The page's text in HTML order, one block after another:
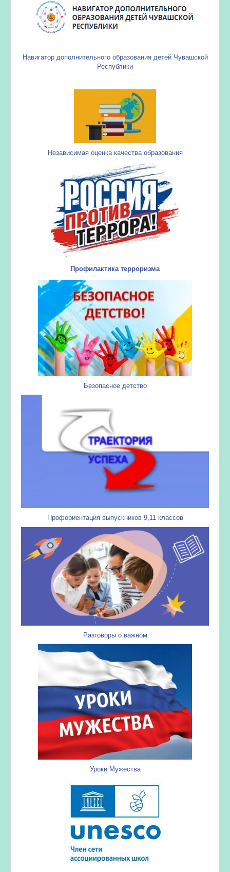
Навигатор дополнительного образования детей Чувашской
Республики
Независимая оценка качества образования
Профилактика терроризма
Безопасное детство
Профориентация выпускников 9,11 классов
Разговоры о важном
Уроки Мужества